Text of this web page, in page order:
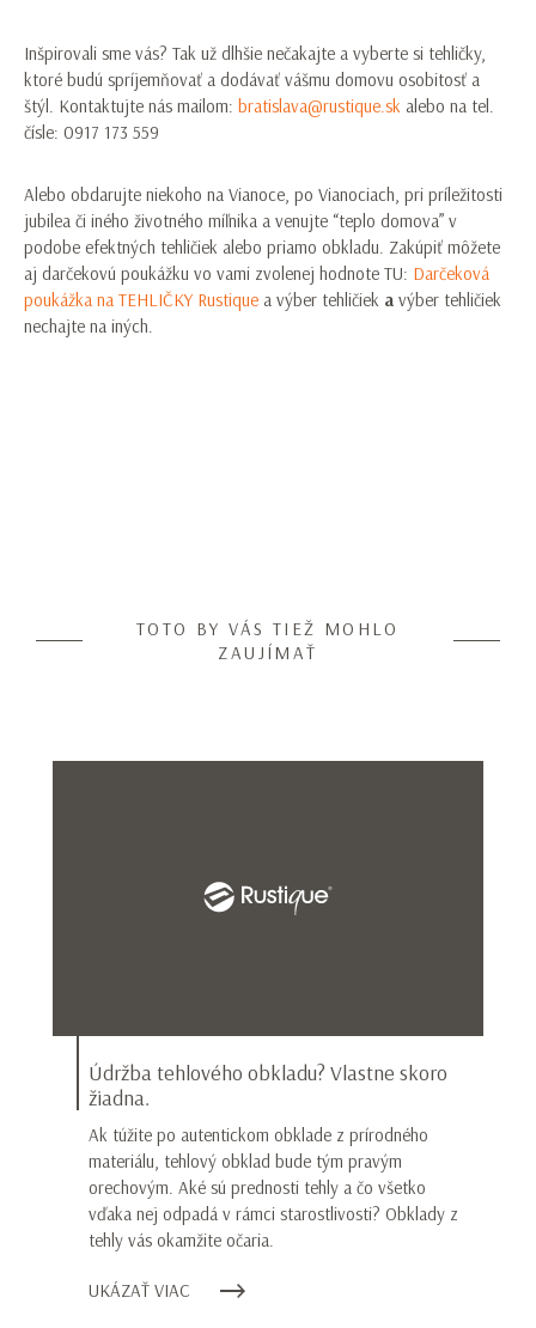
Inšpirovali sme vás? Tak už dlhšie nečakajte a vyberte si tehličky,
ktoré budú spríjemňovať a dodávať vášmu domovu osobitosť a
štýl. Kontaktujte nás mailom: bratislava@rustique.sk alebo na tel.
čísle: 0917 173 559
Alebo obdarujte niekoho na Vianoce, po Vianociach, pri príležitosti
jubilea či iného životného míľnika a venujte “teplo domova” v
podobe efektných tehličiek alebo priamo obkladu. Zakúpiť môžete
aj darčekovú poukážku vo vami zvolenej hodnote TU: Darčeková
poukážka na TEHLIČKY Rustique a výber tehličiek a výber tehličiek
nechajte na iných.
TOTO BY VÁS TIEŽ MOHLO
ZAUJÍMAŤ
Údržba tehlového obkladu? Vlastne skoro
žiadna.
Ak túžite po autentickom obklade z prírodného
materiálu, tehlový obklad bude tým pravým
orechovým. Aké sú prednosti tehly a čo všetko
vďaka nej odpadá v rámci starostlivosti? Obklady z
tehly vás okamžite očaria.
UKÁZAŤ VIAC